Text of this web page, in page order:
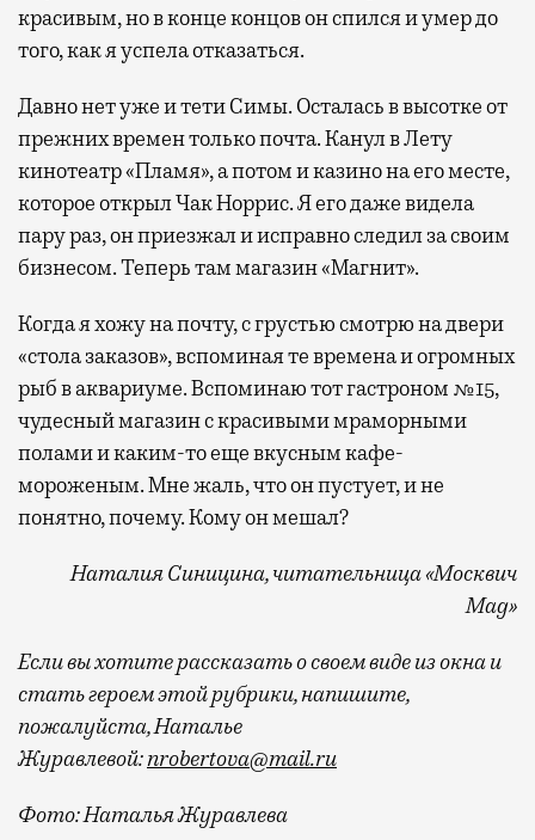
красивым, но в конце концов он спился и умер до
того, как я успела отказаться.
Давно нет уже и тети Симы. Осталась в высотке от
прежних времен только почта. Канул в Лету
кинотеатр «Пламя», а потом и казино на его месте,
которое открыл Чак Норрис. Я его даже видела
пару раз, он приезжал и исправно следил за своим
бизнесом. Теперь там магазин «Магнит».
Когда я хожу на почту, с грустью смотрю на двери
«стола заказов», вспоминая те времена и огромных
рыб в аквариуме. Вспоминаю тот гастроном №15,
чудесный магазин с красивыми мраморными
полами и каким-то еще вкусным кафе-
мороженым. Мне жаль, что он пустует, и не
понятно, почему. Кому он мешал?
Наталия Синицина, читательница «Москвич
Mag»
Если вы хотите рассказать о своем виде из окна и
стать героем этой рубрики, напишите,
пожалуйста, Наталье
Журавлевой:nrobertova@mail.ru
Фото: Наталья Журавлева